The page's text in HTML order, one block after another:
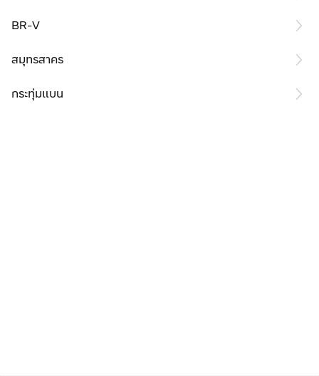
BR-V
สมุทรสาคร
กระทุ่มแบน